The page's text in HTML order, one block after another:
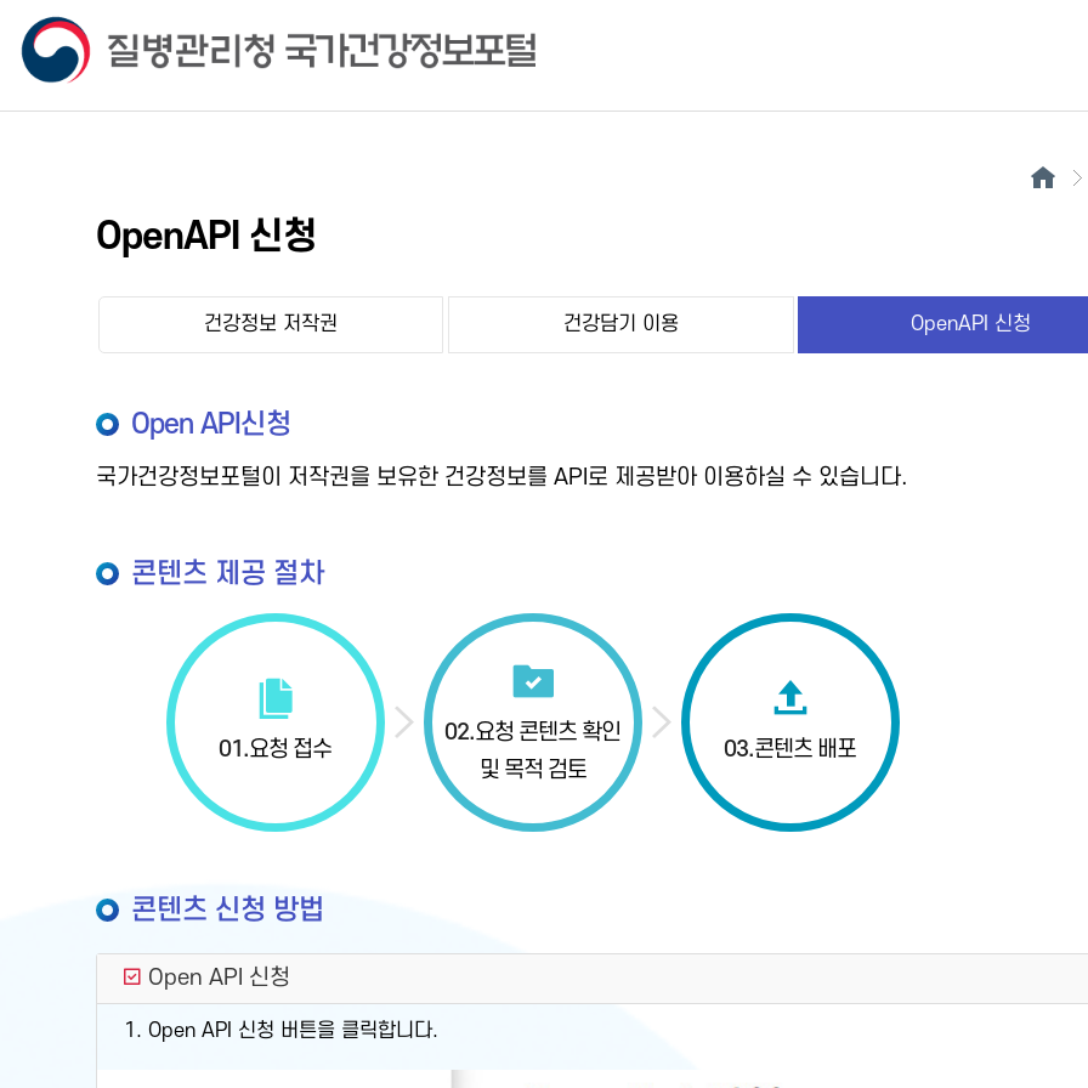
OpenAPI 신청
건강정보 저작권 건강담기 이용 OpenAPI 신청
Open API신청
국가건강정보포털이 저작권을 보유한 건강정보를 API로 제공받아 이용하실 수 있습니다.
콘텐츠 제공 절차
01.요청 접수
02.요청 콘텐츠 확인
및 목적 검토
03.콘텐츠 배포
콘텐츠 신청 방법
Open API 신청
1. Open API 신청 버튼을 클릭합니다.